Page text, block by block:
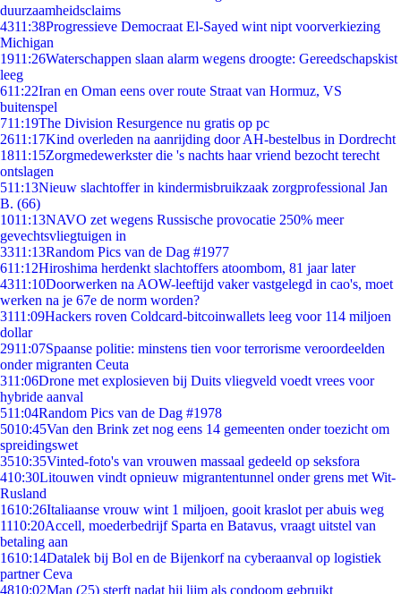
duurzaamheidsclaims
4311:38Progressieve Democraat El-Sayed wint nipt voorverkiezing
Michigan
1911:26Waterschappen slaan alarm wegens droogte: Gereedschapskist
leeg
611:22Iran en Oman eens over route Straat van Hormuz, VS
buitenspel
711:19The Division Resurgence nu gratis op pc
2611:17Kind overleden na aanrijding door AH-bestelbus in Dordrecht
1811:15Zorgmedewerkster die 's nachts haar vriend bezocht terecht
ontslagen
511:13Nieuw slachtoffer in kindermisbruikzaak zorgprofessional Jan
B. (66)
1011:13NAVO zet wegens Russische provocatie 250% meer
gevechtsvliegtuigen in
3311:13Random Pics van de Dag #1977
611:12Hiroshima herdenkt slachtoffers atoombom, 81 jaar later
4311:10Doorwerken na AOW-leeftijd vaker vastgelegd in cao's, moet
werken na je 67e de norm worden?
3111:09Hackers roven Coldcard-bitcoinwallets leeg voor 114 miljoen
dollar
2911:07Spaanse politie: minstens tien voor terrorisme veroordeelden
onder migranten Ceuta
311:06Drone met explosieven bij Duits vliegveld voedt vrees voor
hybride aanval
511:04Random Pics van de Dag #1978
5010:45Van den Brink zet nog eens 14 gemeenten onder toezicht om
spreidingswet
3510:35Vinted-foto's van vrouwen massaal gedeeld op seksfora
410:30Litouwen vindt opnieuw migrantentunnel onder grens met Wit-
Rusland
1610:26Italiaanse vrouw wint 1 miljoen, gooit kraslot per abuis weg
1110:20Accell, moederbedrijf Sparta en Batavus, vraagt uitstel van
betaling aan
1610:14Datalek bij Bol en de Bijenkorf na cyberaanval op logistiek
partner Ceva
4810:02Man (25) sterft nadat hij lijm als condoom gebruikt